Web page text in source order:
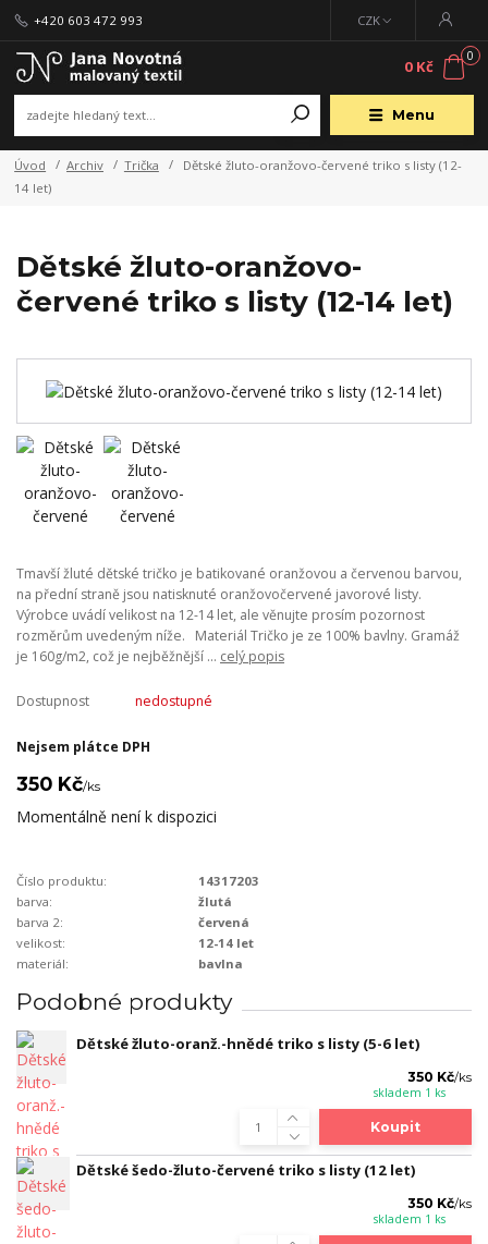
Menu
CZK
+420 603 472 993
0
0 Kč
Úvod Archiv Trička
Dětské žluto-oranžovo-červené triko s listy (12-
14 let)
Dětské žluto-oranžovo-
červené triko s listy (12-14 let)
Tmavší žluté dětské tričko je batikované oranžovou a červenou barvou,
na přední straně jsou natisknuté oranžovočervené javorové listy.
Výrobce uvádí velikost na 12-14 let, ale věnujte prosím pozornost
rozměrům uvedeným níže. Materiál Tričko je ze 100% bavlny. Gramáž
je 160g/m2, což je nejběžnější ... celý popis
Dostupnost nedostupné
Nejsem plátce DPH
350 Kč/ks
Momentálně není k dispozici
Číslo produktu:
14317203
barva:
žlutá
barva 2:
červená
velikost:
12-14 let
materiál:
bavlna
Podobné produkty
Dětské žluto-oranž.-hnědé triko s listy (5-6 let)
350 Kč/ks
skladem 1 ks
Koupit
Dětské šedo-žluto-červené triko s listy (12 let)
350 Kč/ks
skladem 1 ks